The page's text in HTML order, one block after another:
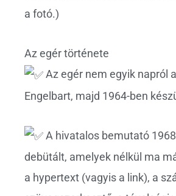
a fotó.)
Az egér története
Az egér nem egyik napról
Engelbart, majd 1964-ben
A hivatalos bemutató
debütált, amelyek nélkül ma
a hypertext (vagyis a link), a